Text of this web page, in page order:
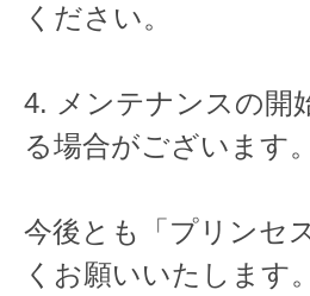
ください。
4. メンテナンスの開
る場合がございます。
今後とも「プリンセ
くお願いいたします。